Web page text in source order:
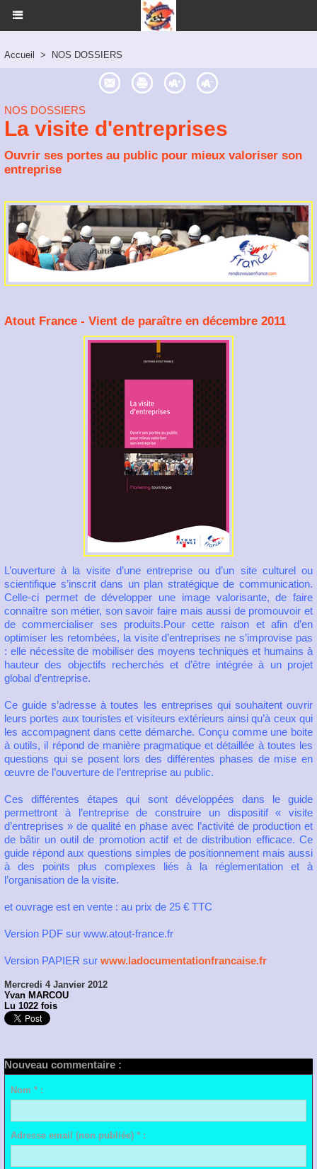
Accueil > NOS DOSSIERS
NOS DOSSIERS
La visite d'entreprises
Ouvrir ses portes au public pour mieux valoriser son
entreprise
Atout France - Vient de paraître en décembre 2011
L’ouverture à la visite d’une entreprise ou d’un site culturel ou
scientifique s’inscrit dans un plan stratégique de communication.
Celle-ci permet de développer une image valorisante, de faire
connaître son métier, son savoir faire mais aussi de promouvoir et
de commercialiser ses produits.Pour cette raison et afin d’en
optimiser les retombées, la visite d’entreprises ne s’improvise pas
: elle nécessite de mobiliser des moyens techniques et humains à
hauteur des objectifs recherchés et d’être intégrée à un projet
global d’entreprise.
Ce guide s’adresse à toutes les entreprises qui souhaitent ouvrir
leurs portes aux touristes et visiteurs extérieurs ainsi qu’à ceux qui
les accompagnent dans cette démarche. Conçu comme une boite
à outils, il répond de manière pragmatique et détaillée à toutes les
questions qui se posent lors des différentes phases de mise en
œuvre de l’ouverture de l’entreprise au public.
Ces différentes étapes qui sont développées dans le guide
permettront à l’entreprise de construire un dispositif « visite
d’entreprises » de qualité en phase avec l’activité de production et
de bâtir un outil de promotion actif et de distribution efficace. Ce
guide répond aux questions simples de positionnement mais aussi
à des points plus complexes liés à la réglementation et à
l’organisation de la visite.
et ouvrage est en vente : au prix de 25 € TTC
Version PDF sur www.atout-france.fr
Version PAPIER sur www.ladocumentationfrancaise.fr
Mercredi 4 Janvier 2012
Yvan MARCOU
Lu 1022 fois
Nouveau commentaire :
Nom * :
Adresse email (non publiée) * :